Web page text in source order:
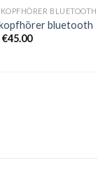
BLUETOOTH
bluetooth
€45.00